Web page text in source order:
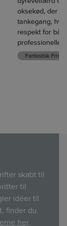
oksekød, der
tankegang,
respekt for
professionelle
Fantastisk Frisk
skabt til
til
idéer til
finder du
her.